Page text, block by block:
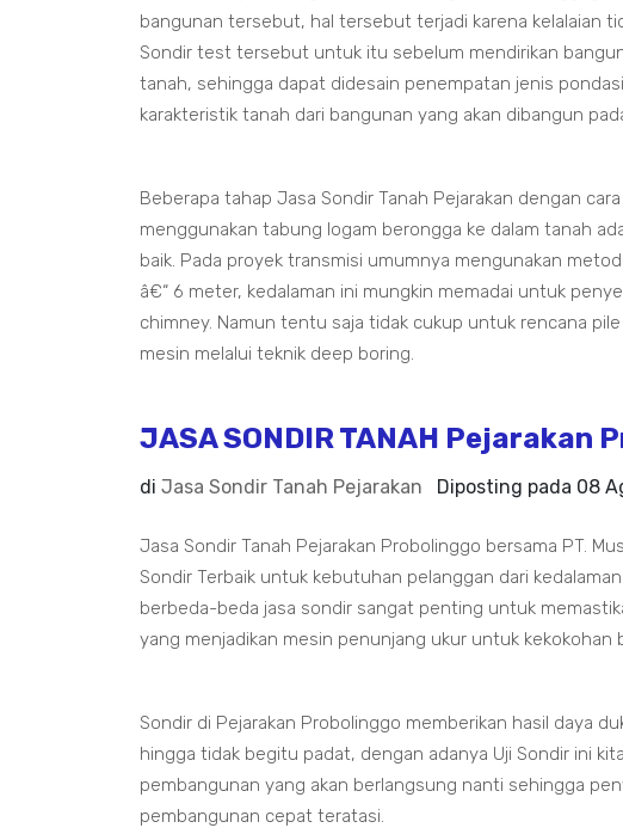
bangunan tersebut, hal tersebut terjadi karena kelalaian
Sondir test tersebut untuk itu sebelum mendirikan
tanah, sehingga dapat didesain penempatan jenis
karakteristik tanah dari bangunan yang akan dibangun
Beberapa tahap Jasa Sondir Tanah Pejarakan dengan
menggunakan tabung logam berongga ke dalam tanah
baik. Pada proyek transmisi umumnya mengunakan
â€“ 6 meter, kedalaman ini mungkin memadai untuk
chimney. Namun tentu saja tidak cukup untuk rencana
mesin melalui teknik deep boring.
JASA SONDIR TANAH Pejarakan
di Jasa Sondir Tanah Pejarakan Diposting pada 08
Jasa Sondir Tanah Pejarakan Probolinggo bersama PT.
Sondir Terbaik untuk kebutuhan pelanggan dari
berbeda-beda jasa sondir sangat penting untuk
yang menjadikan mesin penunjang ukur untuk kekokohan
Sondir di Pejarakan Probolinggo memberikan hasil daya
hingga tidak begitu padat, dengan adanya Uji Sondir ini
pembangunan yang akan berlangsung nanti sehingga
pembangunan cepat teratasi.